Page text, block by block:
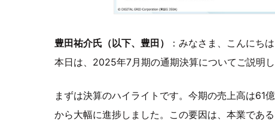
豊田祐介氏（以下、豊田）
：みなさま、こんにち
本日は、2025年7月期の通期決算についてご説明
まずは決算のハイライトです。今期の売上高は
から大幅に進捗しました。この要因は、本業であ